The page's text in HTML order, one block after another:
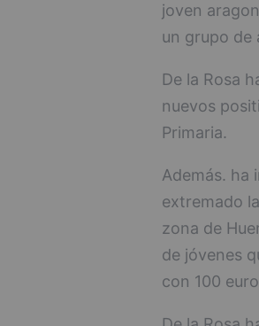
joven
un grupo de
De la Rosa
nuevos
Primaria.
Además. ha
extremado
zona de
de jóvenes
con 100